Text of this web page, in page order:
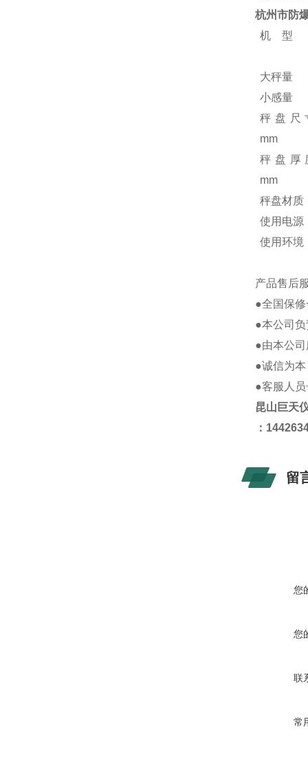
杭州市防
机 型
大秤量
小感量
秤盘尺
mm
秤盘厚
mm
秤盘材质
使用电源
使用环境
产品售后
●全国保
●本公司
●由本公
●诚信为
●客服人
昆山 巨天
：
留
您
您
联
常